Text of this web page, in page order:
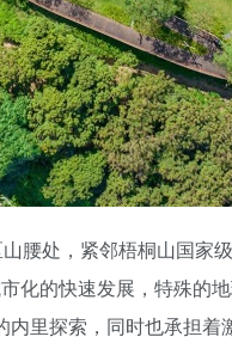
腰处，紧邻梧桐山国家
化的快速发展，特殊的
里探索，同时也承担